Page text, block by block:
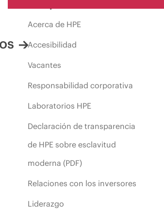
Acerca de HPE
Accesibilidad
Vacantes
Responsabilidad corporativa
Laboratorios HPE
Declaración de transparencia
de HPE sobre esclavitud
moderna (PDF)
Relaciones con los inversores
Liderazgo